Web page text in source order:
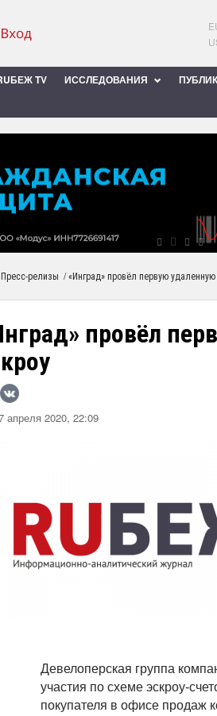
TV ИССЛЕДОВАНИЯ
Пресс-релизы /«Инград» провёл первую
провёл
апреля 2020, 22:09
Девелоперская группа
участия по схеме эскроу-
покупателя в офисе продаж